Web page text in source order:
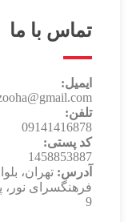
تماس با ما
ایمیل:
تلفن:
09141416878
کد پستی:
1458853887
آدرس: تهران،
9